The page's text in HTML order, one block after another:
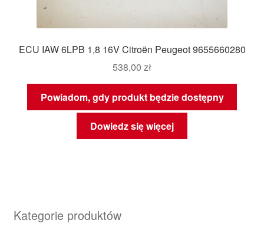
ECU IAW 6LPB 1,8 16V Citroën Peugeot 9655660280
538,00 zł
Powiadom, gdy produkt będzie dostępny
Dowiedz się więcej
Kategorie produktów